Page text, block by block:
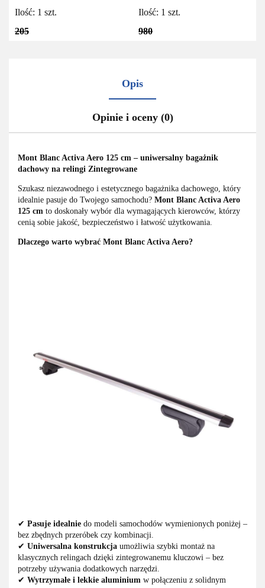
205
Ilość: 1 szt.
980
Ilość: 1 szt.
Opis
Opinie i oceny (0)
Mont Blanc Activa Aero 125 cm – uniwersalny bagażnik
dachowy na relingi Zintegrowane
Szukasz niezawodnego i estetycznego bagażnika dachowego, który
idealnie pasuje do Twojego samochodu? Mont Blanc Activa Aero
125 cm to doskonały wybór dla wymagających kierowców, którzy
cenią sobie jakość, bezpieczeństwo i łatwość użytkowania.
Dlaczego warto wybrać Mont Blanc Activa Aero?
✔ Pasuje idealnie do modeli samochodów wymienionych poniżej –
bez zbędnych przeróbek czy kombinacji.
✔ Uniwersalna konstrukcja umożliwia szybki montaż na
klasycznych relingach dzięki zintegrowanemu kluczowi – bez
potrzeby używania dodatkowych narzędzi.
✔ Wytrzymałe i lekkie aluminium w połączeniu z solidnym